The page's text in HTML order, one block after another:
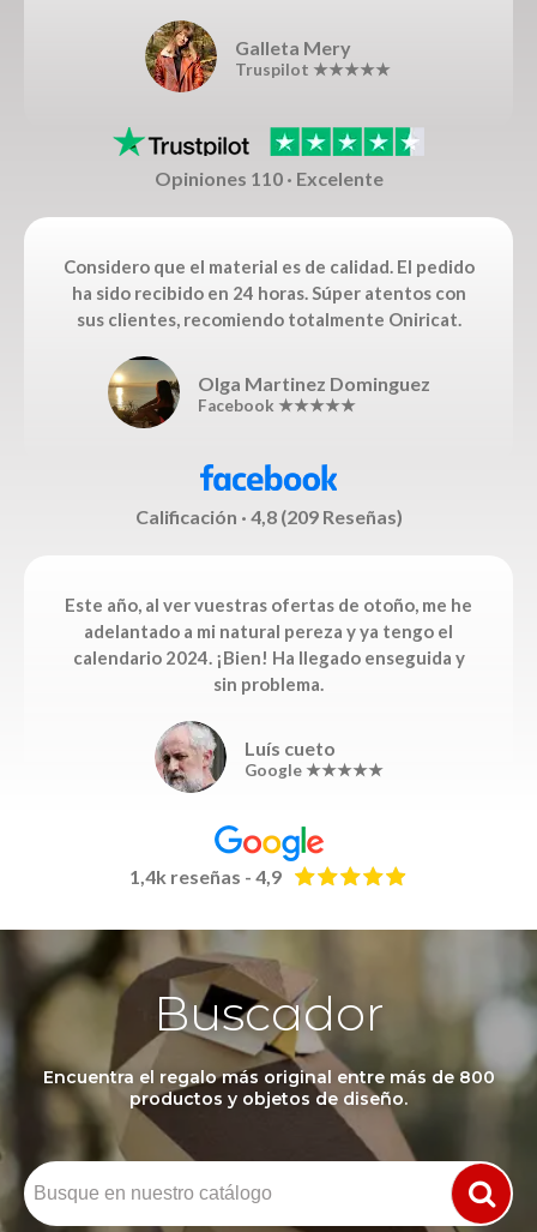
Galleta Mery
Truspilot ★★★★★
Opiniones 110 · Excelente
Considero que el material es de calidad. El pedido
ha sido recibido en 24 horas. Súper atentos con
sus clientes, recomiendo totalmente Oniricat.
Olga Martinez Dominguez
Facebook ★★★★★
Calificación · 4,8 (209 Reseñas)
Este año, al ver vuestras ofertas de otoño, me he
adelantado a mi natural pereza y ya tengo el
calendario 2024. ¡Bien! Ha llegado enseguida y
sin problema.
Luís cueto
Google ★★★★★
1,4k reseñas - 4,9
Buscador
Encuentra el regalo más original entre más de 800
productos y objetos de diseño.